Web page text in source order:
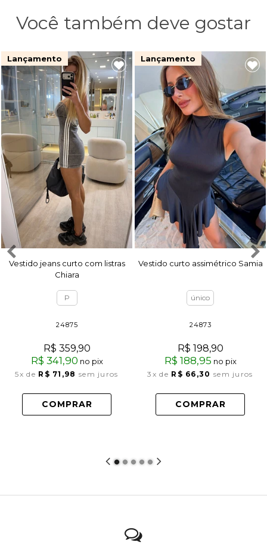
Você também deve gostar
Lançamento
Vestido jeans curto com listras
Chiara
P
24875
R$ 359,90
R$ 341,90 no pix
5x de R$ 71,98 sem juros
COMPRAR
Lançamento
Vestido curto assimétrico Samia
único
24873
R$ 198,90
R$ 188,95 no pix
3x de R$ 66,30 sem juros
COMPRAR